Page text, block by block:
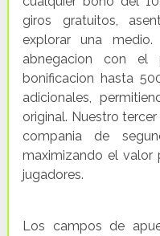
giros gratuitos,
explorar una
abnegacion con el
bonificacion hasta
adicionales,
original. Nuestro
compania de
maximizando el valor
jugadores.
Los campos de